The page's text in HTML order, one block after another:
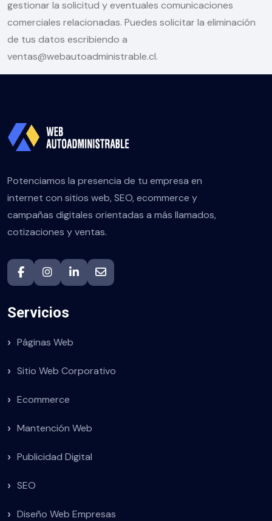
gestionar la solicitud y eventuales comunicaciones
comerciales relacionadas. Puedes solicitar la eliminación
de tus datos escribiendo a
ventas@webautoadministrable.cl.
Potenciamos la presencia de tu empresa en
internet con sitios web, SEO, ecommerce y
campañas digitales orientadas a más llamados,
cotizaciones y ventas.
Servicios
Páginas Web
Sitio Web Corporativo
Ecommerce
Mantención Web
Publicidad Digital
SEO
Diseño Web Empresas